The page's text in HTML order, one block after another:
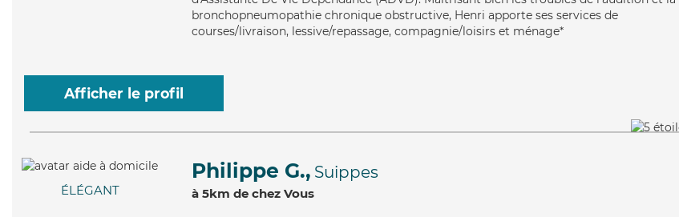
bronchopneumopathie chronique obstructive, Henri apporte ses services de
courses/livraison, lessive/repassage, compagnie/loisirs et ménage*
Afficher le profil
ÉLÉGANT
Philippe G., Suippes
à 5km de chez Vous